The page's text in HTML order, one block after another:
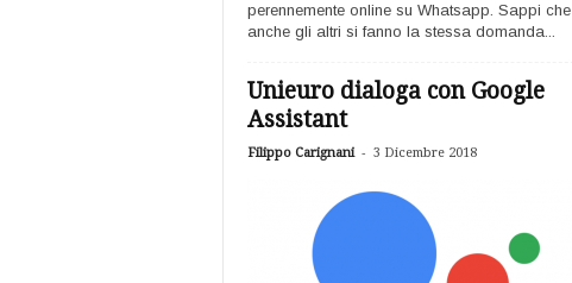
perennemente online su Whatsapp. Sappi che
anche gli altri si fanno la stessa domanda...
Unieuro dialoga con Google
Assistant
Filippo Carignani - 3 Dicembre 2018